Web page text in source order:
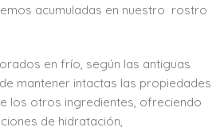
acumuladas en nuestro rostro
en frío, según las antiguas
mantener intactas las propiedades
los otros ingredientes, ofreciendo
de hidratación,